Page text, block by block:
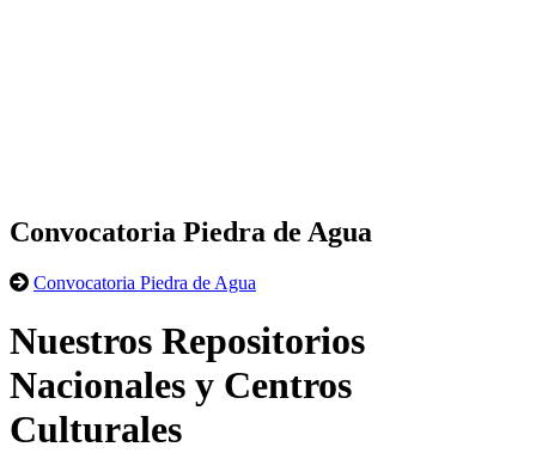
Convocatoria Piedra de Agua
Convocatoria Piedra de Agua
Nuestros Repositorios
Nacionales y Centros
Culturales